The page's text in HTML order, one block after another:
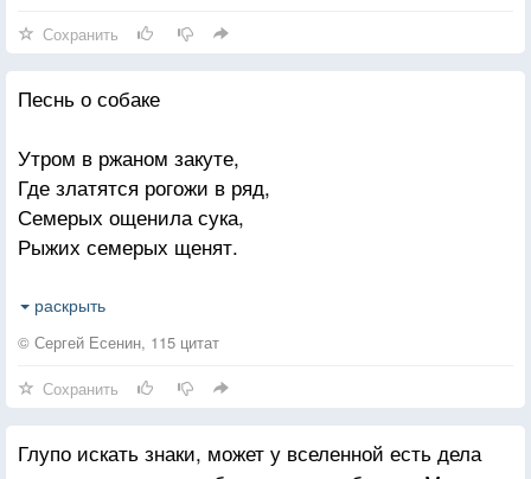
Сохранить
Песнь о собаке
Утром в ржаном закуте,
Где златятся рогожи в ряд,
Семерых ощенила сука,
Рыжих семерых щенят.
До вечера она их ласкала,
Причесывая языком,
Под теплым ее животом.
А вечером, когда куры
раскрыть
© Сергей Есенин, 115 цитат
Сохранить
Глупо искать знаки, может у вселенной есть дела